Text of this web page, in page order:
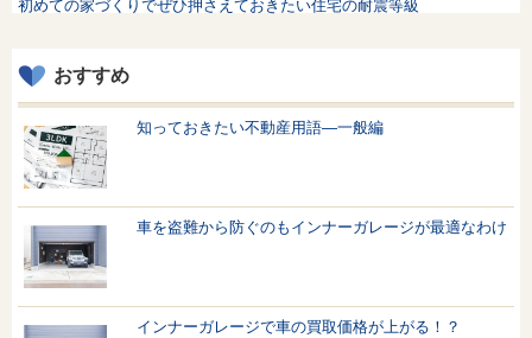
初めての家づくりでぜひ押さえておきたい住宅の耐震等級
おすすめ
知っておきたい不動産用語—一般編
車を盗難から防ぐのもインナーガレージが最適なわけ
インナーガレージで車の買取価格が上がる！？